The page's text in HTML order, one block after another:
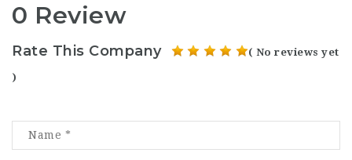
0 Review
Rate This Company ( No reviews yet
)